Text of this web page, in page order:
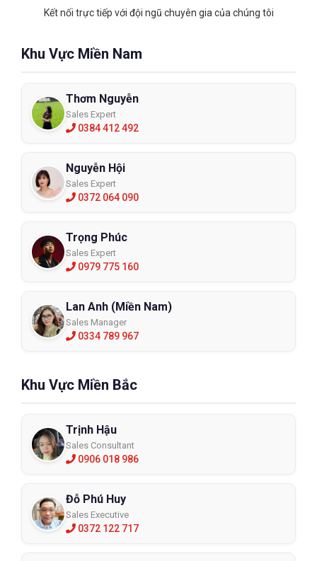
Kết nối trực tiếp với đội ngũ chuyên gia của chúng tôi
Khu Vực Miền Nam
Thơm Nguyễn
Sales Expert
0384 412 492
Nguyễn Hội
Sales Expert
0372 064 090
Trọng Phúc
Sales Expert
0979 775 160
Lan Anh (Miền Nam)
Sales Manager
0334 789 967
Khu Vực Miền Bắc
Trịnh Hậu
Sales Consultant
0906 018 986
Đỗ Phú Huy
Sales Executive
0372 122 717